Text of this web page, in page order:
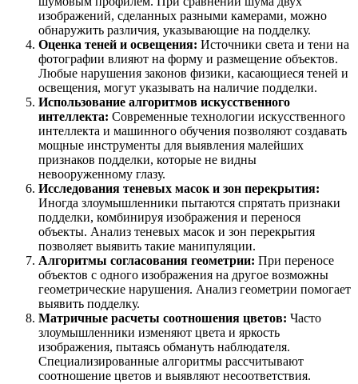
изображений, сделанных разными камерами, можно
обнаружить различия, указывающие на подделку.
Оценка теней и освещения: Источники света и тени на
фотографии влияют на форму и размещение объектов.
Любые нарушения законов физики, касающиеся теней и
освещения, могут указывать на наличие подделки.
Использование алгоритмов искусственного
интеллекта: Современные технологии искусственного
интеллекта и машинного обучения позволяют создавать
мощные инструменты для выявления малейших
признаков подделки, которые не видны
невооруженному глазу.
Исследования теневых масок и зон перекрытия:
Иногда злоумышленники пытаются спрятать признаки
подделки, комбинируя изображения и перенося
объекты. Анализ теневых масок и зон перекрытия
позволяет выявить такие манипуляции.
Алгоритмы согласования геометрии: При переносе
объектов с одного изображения на другое возможны
геометрические нарушения. Анализ геометрии помогает
выявить подделку.
Матричные расчеты соотношения цветов: Часто
злоумышленники изменяют цвета и яркость
изображения, пытаясь обмануть наблюдателя.
Специализированные алгоритмы рассчитывают
соотношение цветов и выявляют несоответствия.